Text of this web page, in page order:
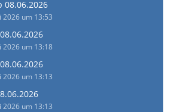
08.06.2026
2026 um 13:53
2026 um 13:18
2026 um 13:13
2026 um 13:13